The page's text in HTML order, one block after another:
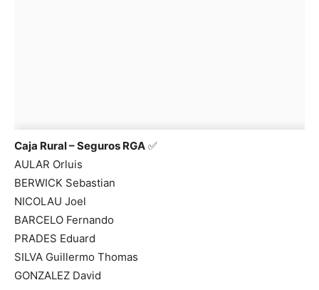
Caja Rural – Seguros RGA ✅
AULAR Orluis
BERWICK Sebastian
NICOLAU Joel
BARCELO Fernando
PRADES Eduard
SILVA Guillermo Thomas
GONZALEZ David